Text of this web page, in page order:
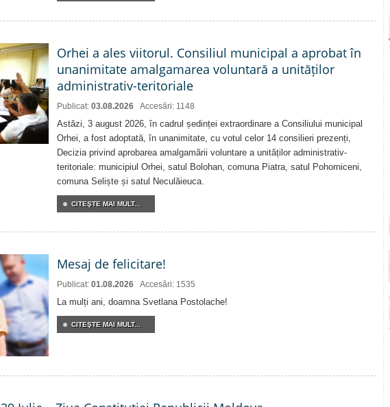
Orhei a ales viitorul. Consiliul municipal a aprobat în
unanimitate amalgamarea voluntară a unităților
administrativ-teritoriale
Publicat: 03.08.2026 Accesări: 1148
Astăzi, 3 august 2026, în cadrul ședinței extraordinare a Consiliului municipal
Orhei, a fost adoptată, în unanimitate, cu votul celor 14 consilieri prezenți,
Decizia privind aprobarea amalgamării voluntare a unităților administrativ-
teritoriale: municipiul Orhei, satul Bolohan, comuna Piatra, satul Pohorniceni,
comuna Seliște și satul Neculăieuca.
CITEŞTE MAI MULT...
Mesaj de felicitare!
Publicat: 01.08.2026 Accesări: 1535
La mulți ani, doamna Svetlana Postolache!
CITEŞTE MAI MULT...